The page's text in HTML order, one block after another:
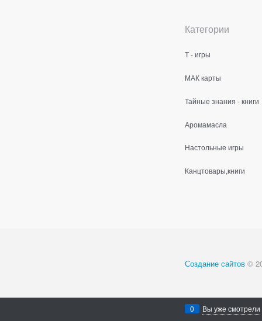
Категории
Т - игры
МАК карты
Тайные знания - книги
Аромамасла
Настольные игры
Канцтовары,книги
Создание сайтов ©
0 Вы уже смотрели